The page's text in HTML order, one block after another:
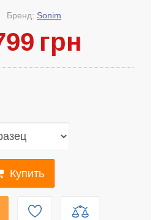
Бренд: Sonim
грн
Купить